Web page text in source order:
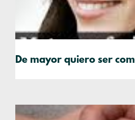
De mayor quiero ser